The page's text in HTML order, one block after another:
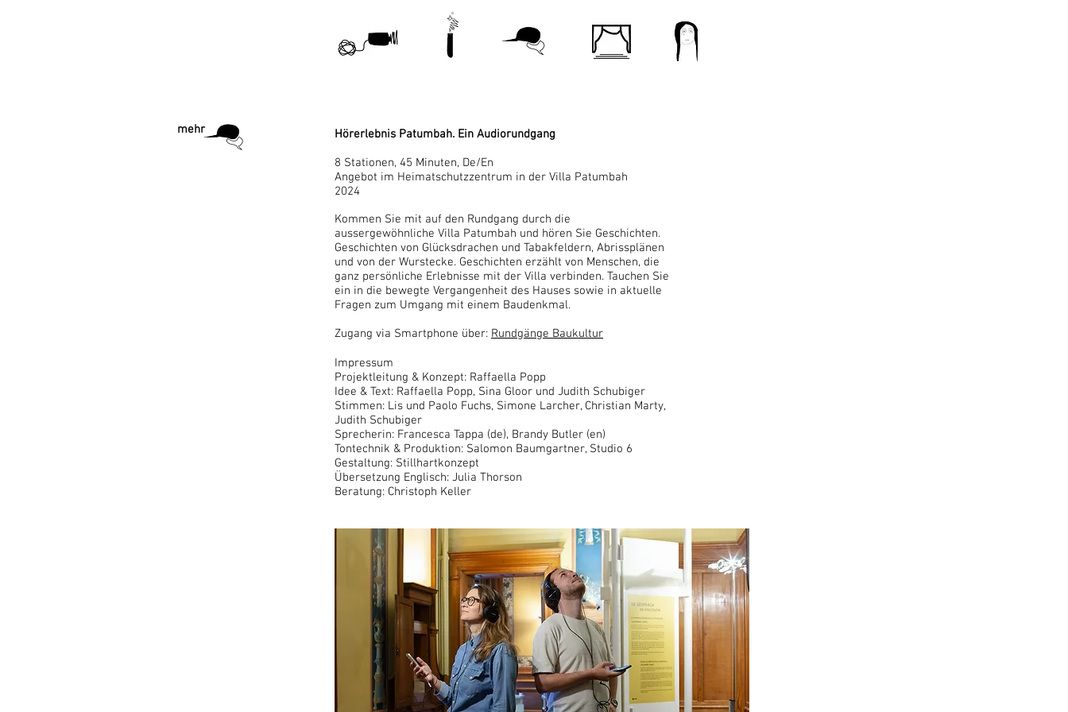
mehr
Hörerlebnis Patumbah. Ein Audiorundgang
8 Stationen, 45 Minuten, De/En
Angebot im Heimatschutzzentrum in der Villa Patumbah
2024
Kommen Sie mit auf den Rundgang durch die
aussergewöhnliche Villa Patumbah und hören Sie Geschichten.
Geschichten von Glücksdrachen und Tabakfeldern, Abrissplänen
und von der Wurstecke. Geschichten erzählt von Menschen, die
ganz persönliche Erlebnisse mit der Villa verbinden. Tauchen Sie
ein in die bewegte Vergangenheit des Hauses sowie in aktuelle
Fragen zum Umgang mit einem Baudenkmal.
Zugang via Smartphone über: Rundgänge Baukultur
Impressum
Projektleitung & Konzept: Raffaella Popp
Idee & Text: Raffaella Popp, Sina Gloor und Judith Schubiger
Stimmen: Lis und Paolo Fuchs, Simone Larcher, Christian Marty,
Judith Schubiger
Sprecherin: Francesca Tappa (de), Brandy Butler (en)
Tontechnik & Produktion: Salomon Baumgartner, Studio 6
Gestaltung: Stillhartkonzept
Übersetzung Englisch: Julia Thorson
Beratung: Christoph Keller